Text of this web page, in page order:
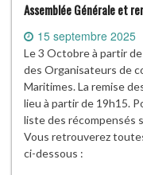
Assemblée Générale et
15 septembre 2025
Le 3 Octobre à partir
des Organisateurs de
Maritimes. La remise
lieu à partir de 19h15.
liste des récompensés
Vous retrouverez
ci-dessous :